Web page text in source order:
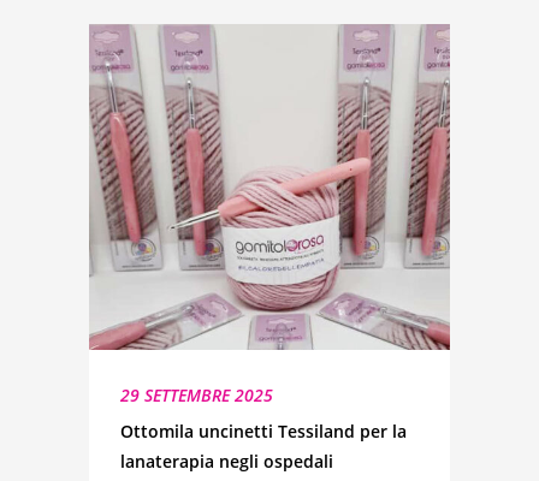
29 SETTEMBRE 2025
Ottomila uncinetti Tessiland per la
lanaterapia negli ospedali